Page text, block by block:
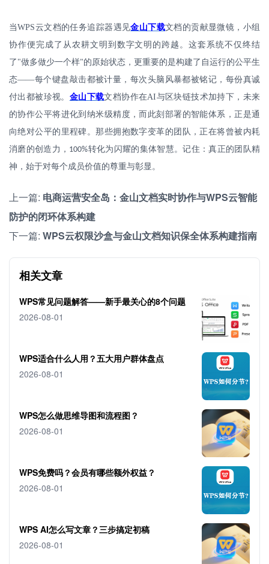
当WPS云文档的任务追踪器遇见金山下载文档 的贡献显微镜，小组
协作便完成了从农耕文明到数字文明的跨越。这套系统不仅终结
了 "做多做少一个样"的原始状态，更重要的是构建了自运行的公平生
态——每个键盘敲击都被计量，每次头脑风暴都被铭记，每份真诚
付出都被珍视。 金山下载文档协作在AI与区块链技术加持下，未来
的协作公平将进化到纳米级精度，而此刻部署的智能体系，正是通
向绝对公平的里程碑。那些拥抱数字变革的团队，正在将曾被内耗
消磨的创造力， 100%转化为闪耀的集体智慧。记住：真正的团队精
神，始于对每个成员价值的尊重与彰显。
上一篇: 电商运营安全岛：金山文档实时协作与WPS云智能
防护的闭环体系构建
下一篇: WPS云权限沙盒与金山文档知识保全体系构建指南
相关文章
WPS常见问题解答——新手最关心的8个问题
2026-08-01
WPS适合什么人用？五大用户群体盘点
2026-08-01
WPS怎么做思维导图和流程图？
2026-08-01
WPS免费吗？会员有哪些额外权益？
2026-08-01
WPS AI怎么写文章？三步搞定初稿
2026-08-01